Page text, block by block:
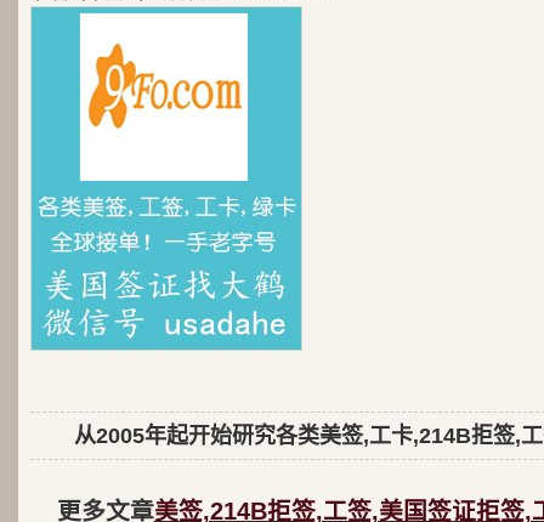
从2005年起开始研究各类美签,工卡,214B拒签,
更多文章美签,214B拒签,工签,美国签证拒签,